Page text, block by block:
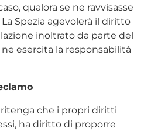
qualora se ne ravvisasse
La Spezia agevolerà il diritto
inoltrato da parte del
esercita la responsabilità
ritenga che i propri diritti
ha diritto di proporre